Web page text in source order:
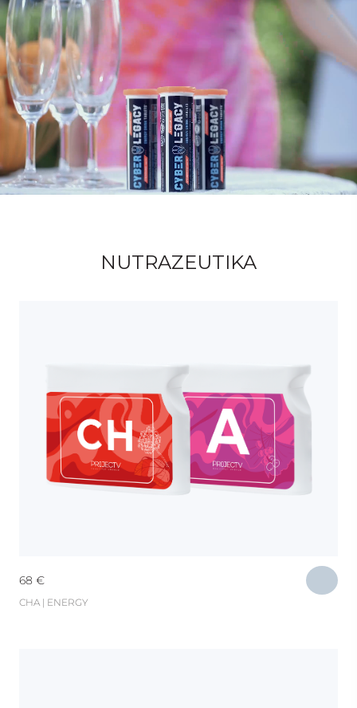
NUTRAZEUTIKA
68 €
CHA | ENERGY